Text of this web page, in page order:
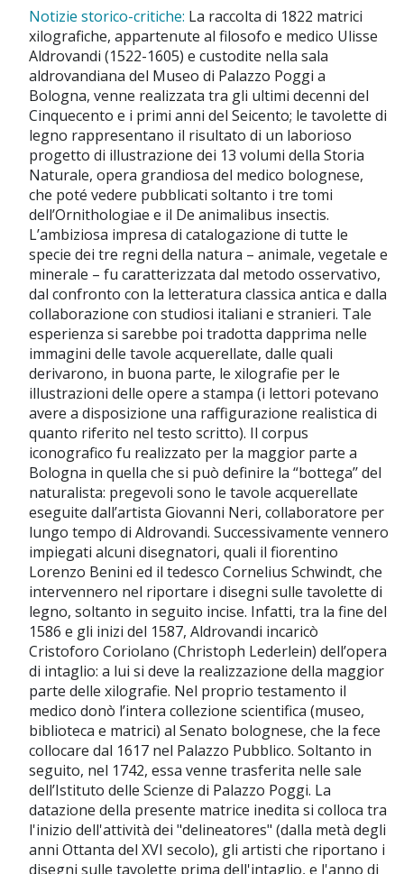
Notizie storico-critiche: La raccolta di 1822 matrici
xilografiche, appartenute al filosofo e medico Ulisse
Aldrovandi (1522-1605) e custodite nella sala
aldrovandiana del Museo di Palazzo Poggi a
Bologna, venne realizzata tra gli ultimi decenni del
Cinquecento e i primi anni del Seicento; le tavolette di
legno rappresentano il risultato di un laborioso
progetto di illustrazione dei 13 volumi della Storia
Naturale, opera grandiosa del medico bolognese,
che poté vedere pubblicati soltanto i tre tomi
dell’Ornithologiae e il De animalibus insectis.
L’ambiziosa impresa di catalogazione di tutte le
specie dei tre regni della natura – animale, vegetale e
minerale – fu caratterizzata dal metodo osservativo,
dal confronto con la letteratura classica antica e dalla
collaborazione con studiosi italiani e stranieri. Tale
esperienza si sarebbe poi tradotta dapprima nelle
immagini delle tavole acquerellate, dalle quali
derivarono, in buona parte, le xilografie per le
illustrazioni delle opere a stampa (i lettori potevano
avere a disposizione una raffigurazione realistica di
quanto riferito nel testo scritto). Il corpus
iconografico fu realizzato per la maggior parte a
Bologna in quella che si può definire la “bottega’’ del
naturalista: pregevoli sono le tavole acquerellate
eseguite dall’artista Giovanni Neri, collaboratore per
lungo tempo di Aldrovandi. Successivamente vennero
impiegati alcuni disegnatori, quali il fiorentino
Lorenzo Benini ed il tedesco Cornelius Schwindt, che
intervennero nel riportare i disegni sulle tavolette di
legno, soltanto in seguito incise. Infatti, tra la fine del
1586 e gli inizi del 1587, Aldrovandi incaricò
Cristoforo Coriolano (Christoph Lederlein) dell’opera
di intaglio: a lui si deve la realizzazione della maggior
parte delle xilografie. Nel proprio testamento il
medico donò l’intera collezione scientifica (museo,
biblioteca e matrici) al Senato bolognese, che la fece
collocare dal 1617 nel Palazzo Pubblico. Soltanto in
seguito, nel 1742, essa venne trasferita nelle sale
dell’Istituto delle Scienze di Palazzo Poggi. La
datazione della presente matrice inedita si colloca tra
l'inizio dell'attività dei "delineatores" (dalla metà degli
anni Ottanta del XVI secolo), gli artisti che riportano i
disegni sulle tavolette prima dell'intaglio, e l'anno di